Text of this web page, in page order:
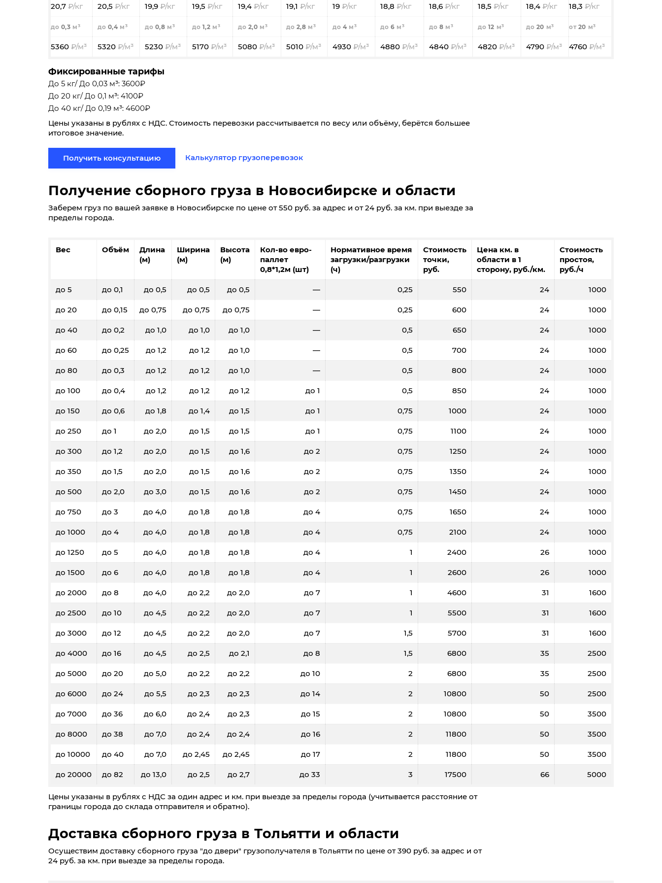
20,7 20,5 19,9 19,5 19,4 19,1 19 18,8 18,6 18,5 18,4 18,3
0,3 0,4 0,8 1,2 2,0 2,8 4 6 8 12 20 20
5360 5320 5230 5170 5080 5010 4930 4880 4840 4820 4790 4760
Фиксированные тарифы
До 5 кг/ До 0,03 м³: 3600₽
До 20 кг/ До 0,1 м³: 4100₽
До 40 кг/ До 0,19 м³: 4600₽
Цены указаны в рублях с НДС. Стоимость перевозки рассчитывается по весу или объёму, берётся большее
итоговое значение.
Получить консультацию Калькулятор грузоперевозок
Получение сборного груза в Новосибирске и области
Заберем груз по вашей заявке в Новосибирске по цене от 550 руб. за адрес и от 24 руб. за км. при выезде за
пределы города.
Вес Объём
Длина
(м)
Ширина
(м)
Высота
(м)
Кол-во евро-
паллет
0,8*1,2м (шт)
Нормативное время
загрузки/разгрузки
(ч)
Стоимость
точки,
руб.
Цена км. в
области в 1
сторону, руб./км.
Стоимость
простоя,
руб./ч
до 5 до 0,1 до 0,5 до 0,5 до 0,5 — 0,25 550 24 1000
до 20 до 0,15 до 0,75 до 0,75 до 0,75 — 0,25 600 24 1000
до 40 до 0,2 до 1,0 до 1,0 до 1,0 — 0,5 650 24 1000
до 60 до 0,25 до 1,2 до 1,2 до 1,0 — 0,5 700 24 1000
до 80 до 0,3 до 1,2 до 1,2 до 1,0 — 0,5 800 24 1000
до 100 до 0,4 до 1,2 до 1,2 до 1,2 до 1 0,5 850 24 1000
до 150 до 0,6 до 1,8 до 1,4 до 1,5 до 1 0,75 1000 24 1000
до 250 до 1 до 2,0 до 1,5 до 1,5 до 1 0,75 1100 24 1000
до 300 до 1,2 до 2,0 до 1,5 до 1,6 до 2 0,75 1250 24 1000
до 350 до 1,5 до 2,0 до 1,5 до 1,6 до 2 0,75 1350 24 1000
до 500 до 2,0 до 3,0 до 1,5 до 1,6 до 2 0,75 1450 24 1000
до 750 до 3 до 4,0 до 1,8 до 1,8 до 4 0,75 1650 24 1000
до 1000 до 4 до 4,0 до 1,8 до 1,8 до 4 0,75 2100 24 1000
до 1250 до 5 до 4,0 до 1,8 до 1,8 до 4 1 2400 26 1000
до 1500 до 6 до 4,0 до 1,8 до 1,8 до 4 1 2600 26 1000
до 2000 до 8 до 4,0 до 2,2 до 2,0 до 7 1 4600 31 1600
до 2500 до 10 до 4,5 до 2,2 до 2,0 до 7 1 5500 31 1600
до 3000 до 12 до 4,5 до 2,2 до 2,0 до 7 1,5 5700 31 1600
до 4000 до 16 до 4,5 до 2,5 до 2,1 до 8 1,5 6800 35 2500
до 5000 до 20 до 5,0 до 2,2 до 2,2 до 10 2 6800 35 2500
до 6000 до 24 до 5,5 до 2,3 до 2,3 до 14 2 10800 50 2500
до 7000 до 36 до 6,0 до 2,4 до 2,3 до 15 2 10800 50 3500
до 8000 до 38 до 7,0 до 2,4 до 2,4 до 16 2 11800 50 3500
до 10000 до 40 до 7,0 до 2,45 до 2,45 до 17 2 11800 50 3500
до 20000 до 82 до 13,0 до 2,5 до 2,7 до 33 3 17500 66 5000
Цены указаны в рублях с НДС за один адрес и км. при выезде за пределы города (учитывается расстояние от
границы города до склада отправителя и обратно).
Доставка сборного груза в Тольятти и области
Осуществим доставку сборного груза "до двери" грузополучателя в Тольятти по цене от 390 руб. за адрес и от
24 руб. за км. при выезде за пределы города.